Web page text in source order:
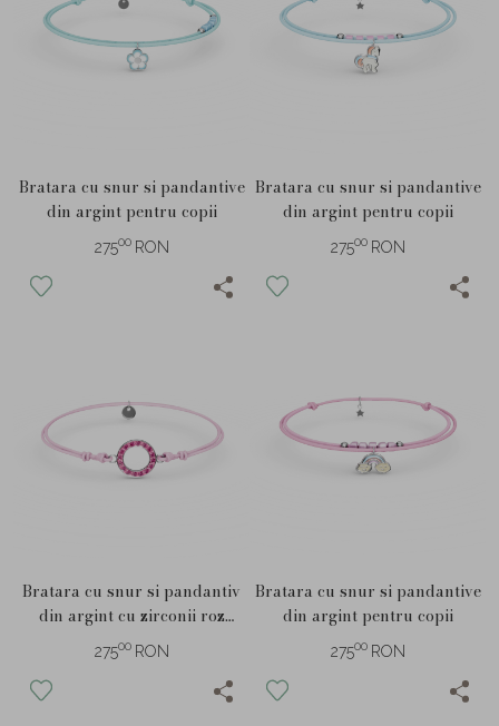
Bratara cu snur si pandantive
din argint pentru copii
27500 RON
Bratara cu snur si pandantive
din argint pentru copii
27500 RON
Bratara cu snur si pandantiv
din argint cu zirconii roz
pentru copii
27500 RON
Bratara cu snur si pandantive
din argint pentru copii
27500 RON